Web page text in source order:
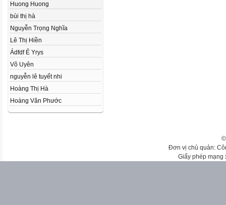
Huong Huong
bùi thị hà
Nguyễn Trọng Nghĩa
Lê Thị Hiền
Ádfdf Ẻ Yrys
Võ Uyên
nguyễn lê tuyết nhi
Hoàng Thị Hà
Hoàng Văn Phước
Đơn vị chủ quản:
Giấy phép mạng